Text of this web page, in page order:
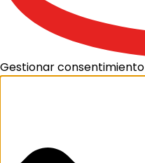
Gestionar consentimiento